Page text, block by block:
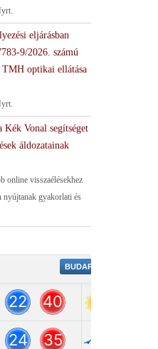
eljárásban
9/2026. számú
TMH optikai ellátása
Vonal segítséget
áldozatainak
online visszaélésekhez
nyújtanak gyakorlati és